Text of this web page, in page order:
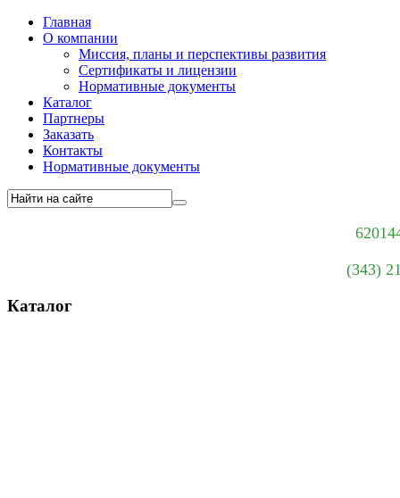
Главная
О компании
Миссия, планы и перспективы развития
Сертификаты и лицензии
Нормативные документы
Каталог
Партнеры
Заказать
Контакты
Нормативные документы
(343)
Каталог